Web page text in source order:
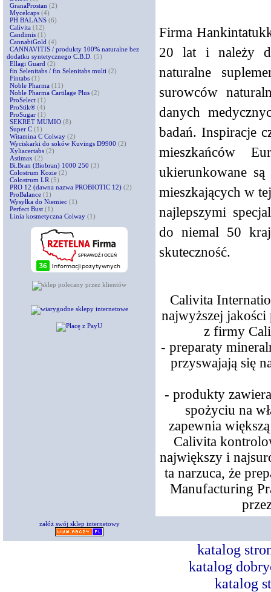
GranaProstan (2)
Mycelcaps (4)
PH BALANS (6)
Calivita (12)
Candimis (1)
CannabiGold (4)
CANNAVITIS / produkty 100% naturalne bez
dodatku syntetycznego C.B.D. (5)
Ellagi Guard (2)
fin Selenitabs / fin Selenitabs multi (2)
Fintabs (1)
Noble Pharma (11)
Noble Pharma Cartilage Plus (2)
ProSelect (1)
ProStik® (4)
ProSugar (1)
SEKRET MUMIO (8)
Super C (1)
Witamina C Colway (2)
Wyciskarki do soków Kuvings D9900 (2)
Xyliacertabs (2)
Astimax (2)
Bi.Bran (Biobran) 1000 250 (3)
Colostrum Kozie (2)
Colostrum LR (5)
PRO 12 (dawna nazwa PROBIOTIC 12) (2)
ProBalance (1)
Wysyłka do Niemiec (1)
Perfect Bust (1)
Linia kosmetyczna Colway (1)
Firma
20 lat i należy
naturalne
surowców
danych
badań. Inspiracje
mieszkańców
ukierunkowane
mieszkających w
najlepszymi
do niemal 50
skuteczność.
Calivita
najwyższej jakości
z firmy
- preparaty
przyswajają się
- produkty
spożyciu na
zapewnia
Calivita
największy i
ta narzuca, że
Manufacturing
załóż swój sklep internetowy
katalog
katalog
katalog